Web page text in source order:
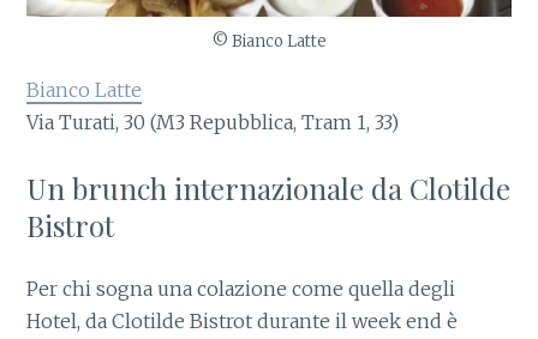
© Bianco Latte
Bianco Latte
Via Turati, 30 (M3 Repubblica, Tram 1, 33)
Un brunch internazionale da Clotilde
Bistrot
Per chi sogna una colazione come quella degli
Hotel, da Clotilde Bistrot durante il week end è